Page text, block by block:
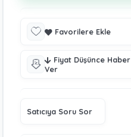
Favorilere Ekle
Fiyat Düşünce Haber
Ver
Satıcıya Soru Sor